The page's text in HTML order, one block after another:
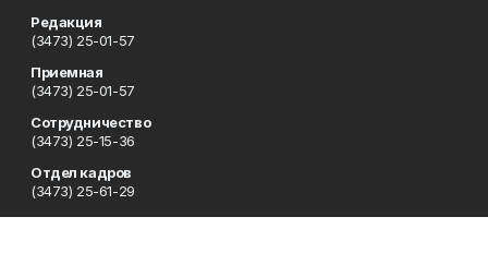
Редакция
(3473) 25-01-57
Приемная
(3473) 25-01-57
Сотрудничество
(3473) 25-15-36
Отдел кадров
(3473) 25-61-29